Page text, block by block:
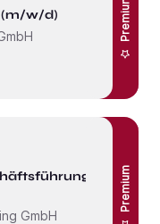
(m/w/d)
Premium
GmbH
Premium